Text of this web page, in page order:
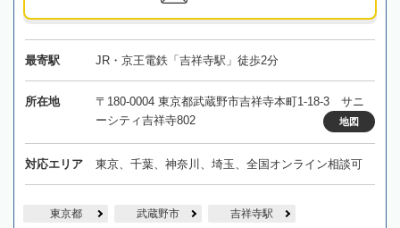
最寄駅 JR・京王電鉄「吉祥寺駅」徒歩2分
所在地
〒180-0004 東京都武蔵野市吉祥寺本町1-18-3 サニ
ーシティ吉祥寺802
地図
対応エリア 東京、千葉、神奈川、埼玉、全国オンライン相談可
東京都 武蔵野市 吉祥寺駅